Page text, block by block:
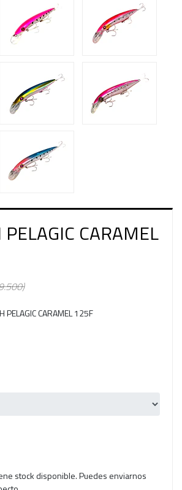
CARAMEL
PELAGIC CARAMEL 125F
stock disponible. Puedes enviarnos